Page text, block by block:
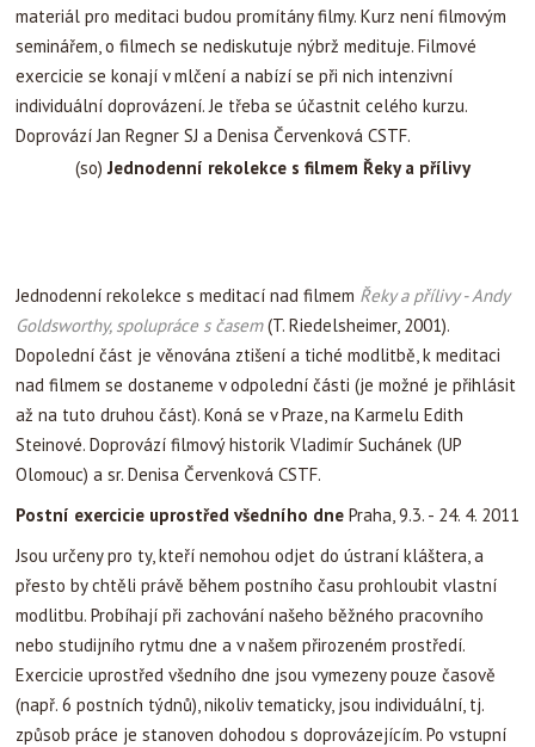
materiál pro meditaci budou promítány filmy. Kurz není filmovým
seminářem, o filmech se nediskutuje nýbrž medituje. Filmové
exercicie se konají v mlčení a nabízí se při nich intenzivní
individuální doprovázení. Je třeba se účastnit celého kurzu.
Doprovází Jan Regner SJ a Denisa Červenková CSTF.
(so)Jednodenní rekolekce s filmem Řeky a přílivy
Jednodenní rekolekce s meditací nad filmem Řeky a přílivy - Andy
Goldsworthy, spolupráce s časem(T. Riedelsheimer, 2001).
Dopolední část je věnována ztišení a tiché modlitbě, k meditaci
nad filmem se dostaneme v odpolední části (je možné je přihlásit
až na tuto druhou část). Koná se v Praze, na Karmelu Edith
Steinové. Doprovází filmový historik Vladimír Suchánek (UP
Olomouc) a sr. Denisa Červenková CSTF.
Postní exercicie uprostřed všedního dne Praha, 9.3. - 24. 4. 2011
Jsou určeny pro ty, kteří nemohou odjet do ústraní kláštera, a
přesto by chtěli právě během postního času prohloubit vlastní
modlitbu. Probíhají při zachování našeho běžného pracovního
nebo studijního rytmu dne a v našem přirozeném prostředí.
Exercicie uprostřed všedního dne jsou vymezeny pouze časově
(např. 6 postních týdnů), nikoliv tematicky, jsou individuální, tj.
způsob práce je stanoven dohodou s doprovázejícím. Po vstupní